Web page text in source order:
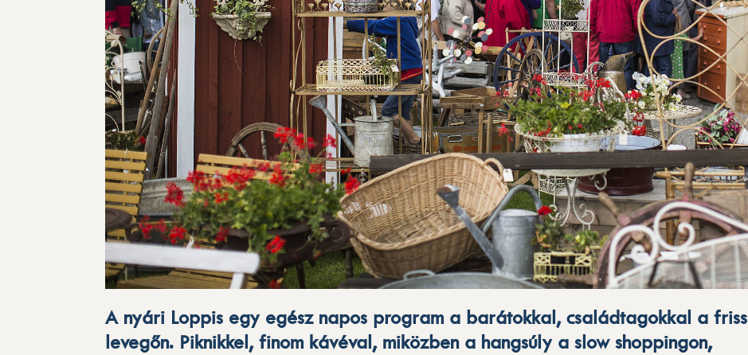
A nyári Loppis egy egész napos program a barátokkal, családtagokkal a friss
levegőn. Piknikkel, finom kávéval, miközben a hangsúly a slow shoppingon,